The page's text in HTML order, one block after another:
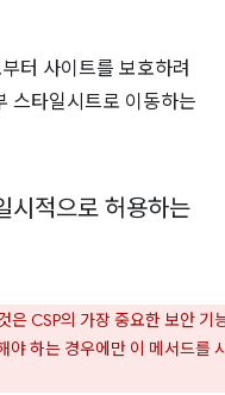
터 사이트를 보호하려
스타일시트로 이동하는
시적으로 허용하는
은 CSP의 가장 중요한 보안 기
야 하는 경우에만 이 메서드를